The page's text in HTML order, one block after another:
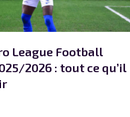
League Football
2026 : tout ce qu’il